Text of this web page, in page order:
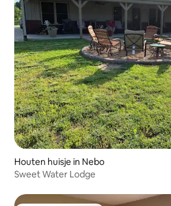
Houten huisje in Nebo
Sweet Water Lodge